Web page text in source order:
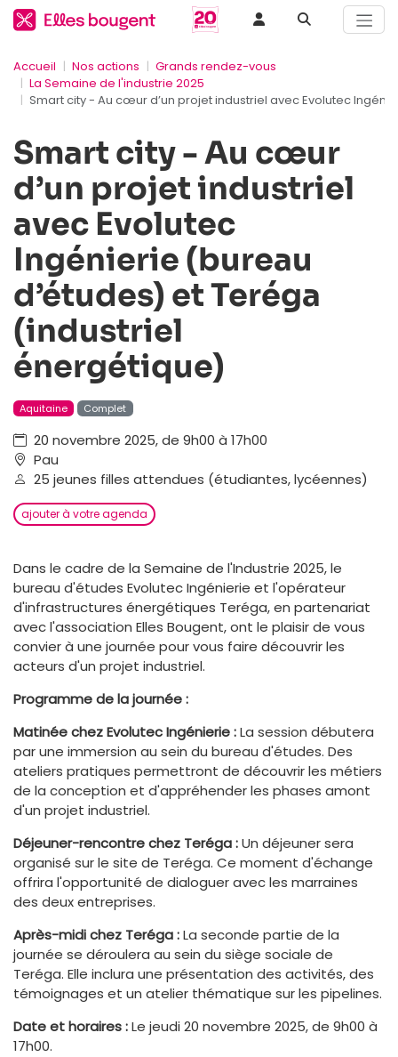
Accueil Nos actions
Grands rendez-vous
La Semaine de l'industrie 2025
Smart city - Au cœur d’un projet industriel avec Evolutec
Smart city - Au cœur
d’un projet industriel
avec Evolutec
Ingénierie (bureau
d’études) et Teréga
(industriel
énergétique)
Aquitaine Complet
20 novembre 2025, de 9h00 à 17h00
Pau
25 jeunes filles attendues (étudiantes, lycéennes)
ajouter à votre agenda
Dans le cadre de la Semaine de l'Industrie 2025, le
bureau d'études Evolutec Ingénierie et l'opérateur
d'infrastructures énergétiques Teréga, en partenariat
avec l'association Elles Bougent, ont le plaisir de vous
convier à une journée pour vous faire découvrir les
acteurs d'un projet industriel.
Programme de la journée :
Matinée chez Evolutec Ingénierie :La session débutera
par une immersion au sein du bureau d'études. Des
ateliers pratiques permettront de découvrir les métiers
de la conception et d'appréhender les phases amont
d'un projet industriel.
Déjeuner-rencontre chez Teréga :Un déjeuner sera
organisé sur le site de Teréga. Ce moment d'échange
offrira l'opportunité de dialoguer avec les marraines
des deux entreprises.
Après-midi chez Teréga :La seconde partie de la
journée se déroulera au sein du siège sociale de
Teréga. Elle inclura une présentation des activités, des
témoignages et un atelier thématique sur les pipelines.
Date et horaires :Le jeudi 20 novembre 2025, de 9h00 à
17h00.